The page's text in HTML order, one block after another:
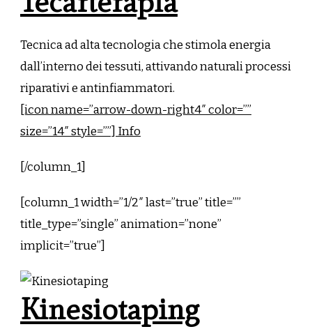
Tecnica ad alta tecnologia che stimola energia
dall’interno dei tessuti, attivando naturali processi
riparativi e antinfiammatori.
[icon name=”arrow-down-right4″ color=””
size=”14″ style=””] Info
[/column_1]
[column_1 width=”1/2″ last=”true” title=””
title_type=”single” animation=”none”
implicit=”true”]
Kinesiotaping